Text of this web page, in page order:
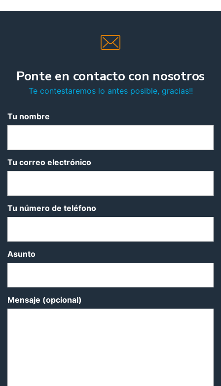
Ponte en contacto con nosotros
Te contestaremos lo antes posible, gracias!!
Tu nombre
Tu correo electrónico
Tu número de teléfono
Asunto
Mensaje (opcional)